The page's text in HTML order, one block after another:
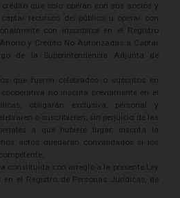
que solo operan con sus socios y
recursos del público u operar con
con inscribirse en el Registro
y Crédito No Autorizadas a Captar
de la Superintendencia Adjunta de
que fueren celebrados o suscritos en
no inscrita previamente en el
obligarán exclusiva, personal y
o suscribieren, sin perjuicio de las
a que hubiere lugar; inscrita la
actos quedarán convalidados si los
constituida con arreglo a la presente Ley
el Registro de Personas Jurídicas, de